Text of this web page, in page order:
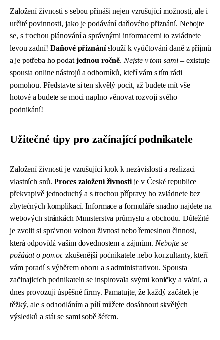
Založení živnosti s sebou přináší nejen vzrušující možnosti, ale i
určité povinnosti, jako je podávání daňového přiznání. Nebojte
se, s trochou plánování a správnými informacemi to zvládnete
levou zadní! Daňové přiznáníslouží k vyúčtování daně z příjmů
a je potřeba ho podat jednou ročně. Nejste v tom sami – existuje
spousta online nástrojů a odborníků, kteří vám s tím rádi
pomohou. Představte si ten skvělý pocit, až budete mít vše
hotové a budete se moci naplno věnovat rozvoji svého
podnikání!
Užitečné tipy pro začínající podnikatele
Založení živnosti je vzrušující krok k nezávislosti a realizaci
vlastních snů. Proces založení živnosti je v České republice
překvapivě jednoduchý a s trochou přípravy ho zvládnete bez
zbytečných komplikací. Informace a formuláře snadno najdete na
webových stránkách Ministerstva průmyslu a obchodu. Důležité
je zvolit si správnou volnou živnost nebo řemeslnou činnost,
která odpovídá vašim dovednostem a zájmům. Nebojte se
požádat o pomoc zkušenější podnikatele nebo konzultanty, kteří
vám poradí s výběrem oboru a s administrativou. Spousta
začínajících podnikatelů se inspirovala svými koníčky a vášní, a
dnes provozují úspěšné firmy. Pamatujte, že každý začátek je
těžký, ale s odhodláním a pílí můžete dosáhnout skvělých
výsledků a stát se sami sobě šéfem.